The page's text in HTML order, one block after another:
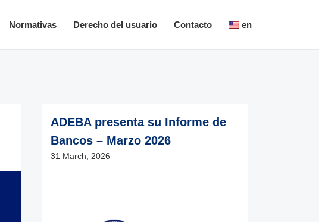
Normativas Derecho del usuario Contacto en
ADEBA presenta su Informe de
Bancos – Marzo 2026
31 March, 2026